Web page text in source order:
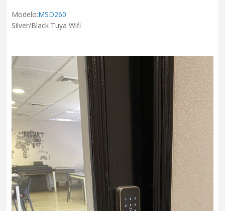
Modelo:MSD260
Silver/Black Tuya Wifi